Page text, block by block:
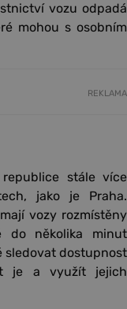
vozu odpadá
mohou s osobním
REKLAMA
stále více
jako je Praha.
vozy rozmístěny
do několika minut
sledovat dostupnost
je a využít jejich